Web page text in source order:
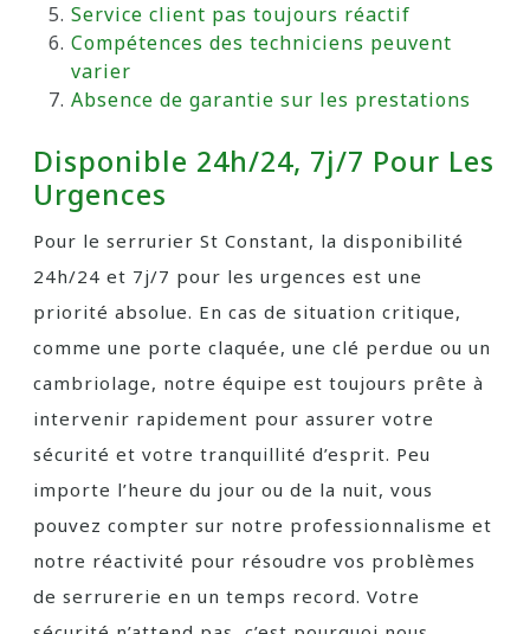
Service client pas toujours réactif
Compétences des techniciens peuvent
varier
Absence de garantie sur les prestations
Disponible 24h/24, 7j/7 Pour Les
Urgences
Pour le serrurier St Constant, la disponibilité
24h/24 et 7j/7 pour les urgences est une
priorité absolue. En cas de situation critique,
comme une porte claquée, une clé perdue ou un
cambriolage, notre équipe est toujours prête à
intervenir rapidement pour assurer votre
sécurité et votre tranquillité d’esprit. Peu
importe l’heure du jour ou de la nuit, vous
pouvez compter sur notre professionnalisme et
notre réactivité pour résoudre vos problèmes
de serrurerie en un temps record. Votre